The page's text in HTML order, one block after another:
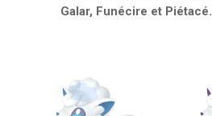
Galar, Funécire et Piétacé.